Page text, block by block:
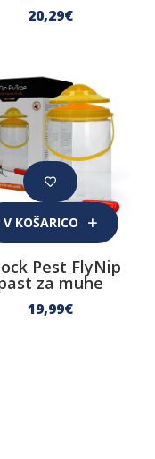
20,29€
V KOŠARICO
Pest FlyNip
za muhe
19,99€